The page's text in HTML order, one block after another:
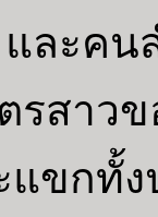
ละคน
วของ
แขกทั้